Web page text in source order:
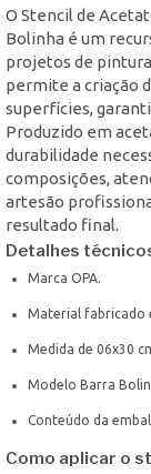
O Stencil de
Bolinha é um
projetos de
permite a criação
superfícies,
Produzido em
durabilidade
composições,
artesão
resultado final.
Detalhes
Marca OPA.
Material fabricado
Medida de 06x30
Modelo Barra
Conteúdo da
Como aplicar o